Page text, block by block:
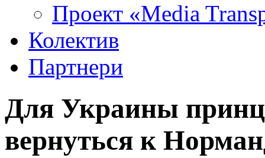
Проект «Media
Колектив
Партнери
Для Украины
вернуться к